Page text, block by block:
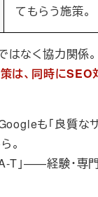
てもらう施策。
はなく協力関係。
は、同時にSEO
も「良質な
。
T」——経験・専